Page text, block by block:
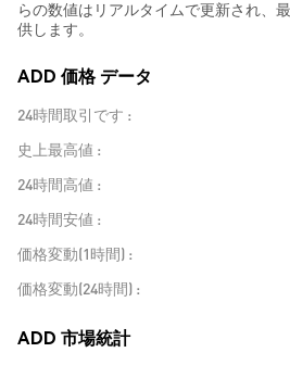
らの数値はリアルタイムで更新され、
供します。
ADD 価格 データ
24時間取引です
史上最高値
24時間高値
24時間安値
価格変動(1時間)
価格変動(24時間)
ADD 市場統計